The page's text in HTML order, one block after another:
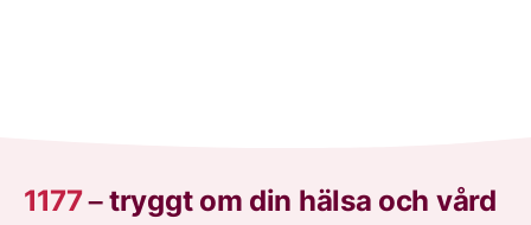
1177–tryggt om din hälsa och vård